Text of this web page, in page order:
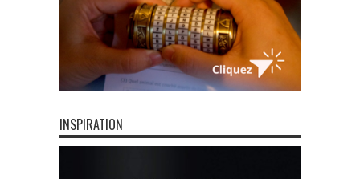
INSPIRATION